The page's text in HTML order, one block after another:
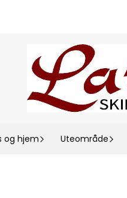
og hjem Uteområde